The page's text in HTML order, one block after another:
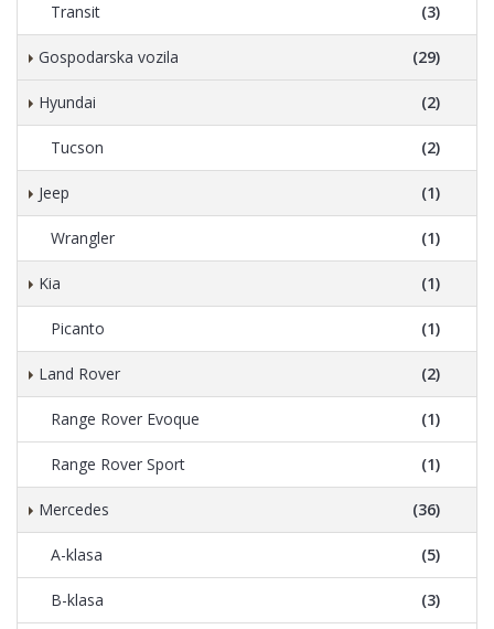
Transit (3)
Gospodarska vozila (29)
Hyundai (2)
Tucson (2)
Jeep (1)
Wrangler (1)
Kia (1)
Picanto (1)
Land Rover (2)
Range Rover Evoque (1)
Range Rover Sport (1)
Mercedes (36)
A-klasa (5)
B-klasa (3)